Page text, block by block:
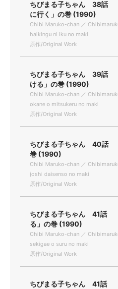
ちびまる子ちゃん 38話
に行く」の巻 (1990)
Chibi Maruko-chan ／
haikingu ni iku no maki
原作/Original Work
ちびまる子ちゃん 39話
ける」の巻 (1990)
Chibi Maruko-chan ／
okane o mitsukeru no maki
原作/Original Work
ちびまる子ちゃん 40話
巻 (1990)
Chibi Maruko-chan ／
joshi daisenso no maki
原作/Original Work
ちびまる子ちゃん 41話
る」の巻 (1990)
Chibi Maruko-chan ／
sekigae o suru no maki
原作/Original Work
ちびまる子ちゃん 41話